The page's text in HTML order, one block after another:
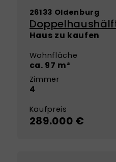
26133 Oldenburg
Haus zu kaufen
Wohnfläche
ca. 97 m²
Zimmer
4
Kaufpreis
289.000 €